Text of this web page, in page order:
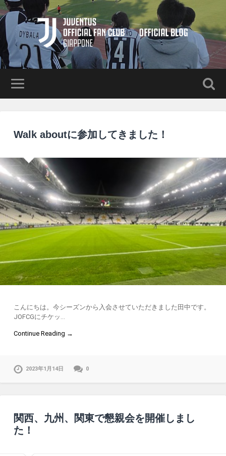
Walk aboutに参加してきました！
こんにちは。今シーズンから入会させていただきました田中です。
JOFCGにチケッ…
Continue Reading →
2023年1月14日 0
関西、九州、関東で懇親会を開催しまし
た！